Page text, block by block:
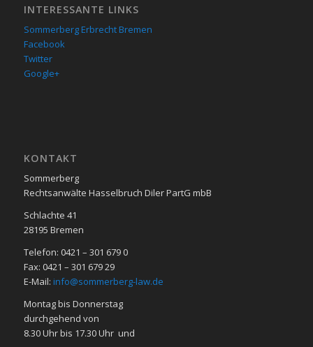
INTERESSANTE LINKS
Sommerberg Erbrecht Bremen
Facebook
Twitter
Google+
KON­TAKT
Sommerberg
Rechtsanwälte Hasselbruch Diler PartG mbB
Schlachte 41
28195 Bre­men
Telefon: 0421 – 301 679 0
Fax: 0421 – 301 679 29
E-Mail: info@sommerberg-law.de
Mon­tag bis Don­ners­tag
durch­ge­hend von
8.30 Uhr bis 17.30 Uhr und